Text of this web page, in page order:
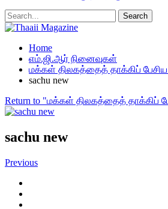
Home
எம்.ஜி.ஆர் நினைவுகள்
மக்கள் திலகத்தைத் தாக்கிப் பேசிய
sachu new
Return to "மக்கள் திலகத்தைத் தாக்கிப்
sachu new
Previous